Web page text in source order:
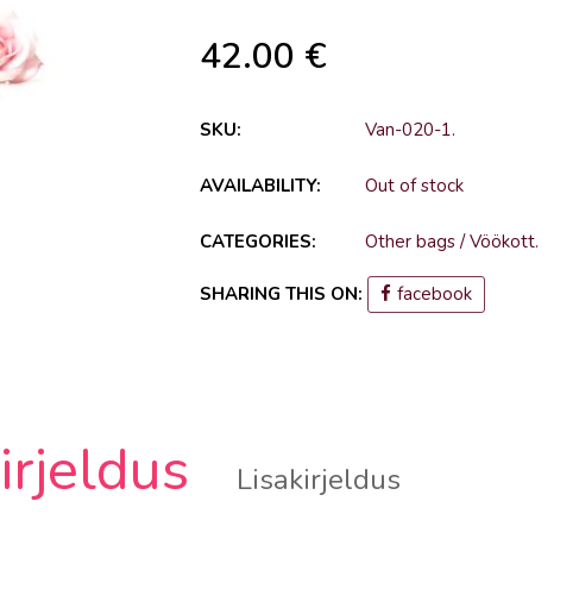
42.00 €
SKU: Van-020-1.
AVAILABILITY: Out of stock
CATEGORIES: Other bags/Vöökott.
SHARING THIS ON: facebook
Lisakirjeldus